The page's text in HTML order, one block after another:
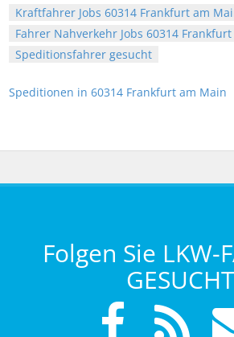
Kraftfahrer Jobs 60314 Frankfurt am
Fahrer Nahverkehr Jobs 60314
Speditionsfahrer gesucht
Speditionen in 60314 Frankfurt am Main
Folgen Sie LKW-
GESUCHT